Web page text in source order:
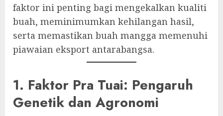
faktor ini penting bagi mengekalkan kualiti
buah, meminimumkan kehilangan hasil,
serta memastikan buah mangga memenuhi
piawaian eksport antarabangsa.
1. Faktor Pra Tuai: Pengaruh
Genetik dan Agronomi